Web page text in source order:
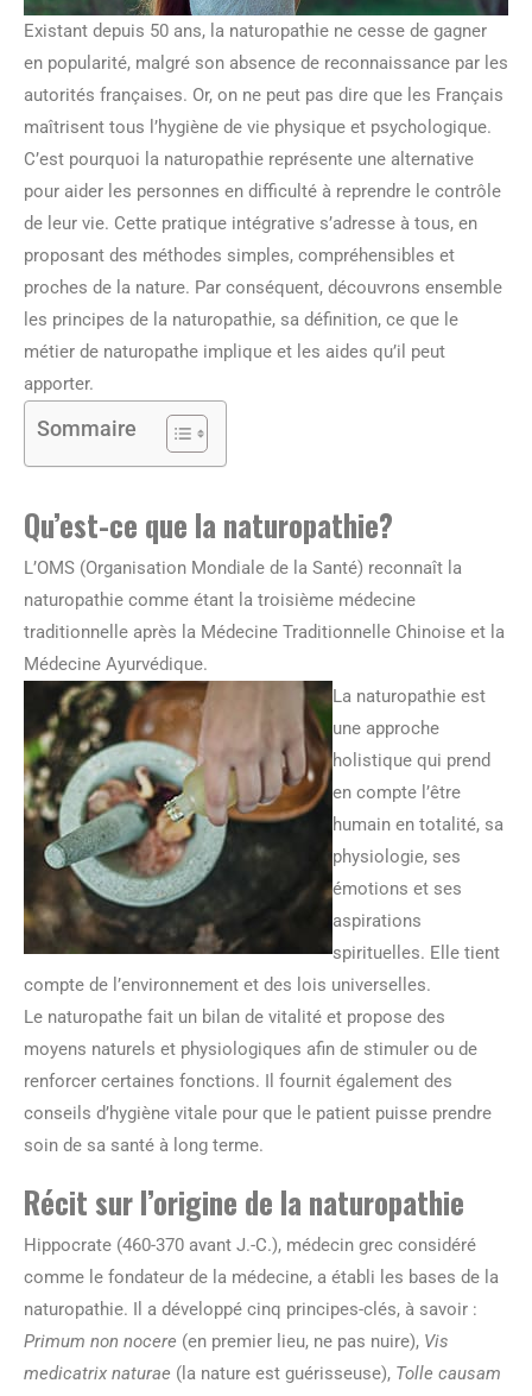
Existant depuis 50 ans, la naturopathie ne cesse de gagner
en popularité, malgré son absence de reconnaissance par les
autorités françaises. Or, on ne peut pas dire que les Français
maîtrisent tous l’hygiène de vie physique et psychologique.
C’est pourquoi la naturopathie représente une alternative
pour aider les personnes en difficulté à reprendre le contrôle
de leur vie. Cette pratique intégrative s’adresse à tous, en
proposant des méthodes simples, compréhensibles et
proches de la nature. Par conséquent, découvrons ensemble
les principes de la naturopathie, sa définition, ce que le
métier de naturopathe implique et les aides qu’il peut
apporter.
Sommaire
Qu’est-ce que la naturopathie?
L’OMS (Organisation Mondiale de la Santé) reconnaît la
naturopathie comme étant la troisième médecine
traditionnelle après la Médecine Traditionnelle Chinoise et la
Médecine Ayurvédique.
La naturopathie est
une approche
holistique qui prend
en compte l’être
humain en totalité, sa
physiologie, ses
émotions et ses
aspirations
spirituelles. Elle tient
compte de l’environnement et des lois universelles.
Le naturopathe fait un bilan de vitalité et propose des
moyens naturels et physiologiques afin de stimuler ou de
renforcer certaines fonctions. Il fournit également des
conseils d’hygiène vitale pour que le patient puisse prendre
soin de sa santé à long terme.
Récit sur l’origine de la naturopathie
Hippocrate (460-370 avant J.-C.), médecin grec considéré
comme le fondateur de la médecine, a établi les bases de la
naturopathie. Il a développé cinq principes-clés, à savoir :
Primum non nocere (en premier lieu, ne pas nuire), Vis
medicatrix naturae (la nature est guérisseuse), Tolle causam